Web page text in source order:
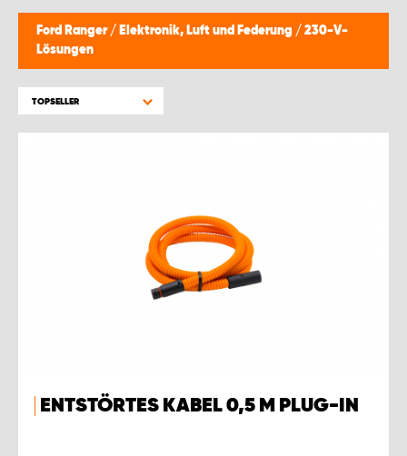
Ford Ranger / Elektronik, Luft und Federung / 230-V-
Lösungen
TOPSELLER
ENTSTÖRTES KABEL 0,5 M PLUG-IN